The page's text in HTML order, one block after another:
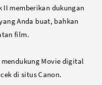
II memberikan dukungan
Anda buat, bahkan
film.
Movie digital
di situs Canon.